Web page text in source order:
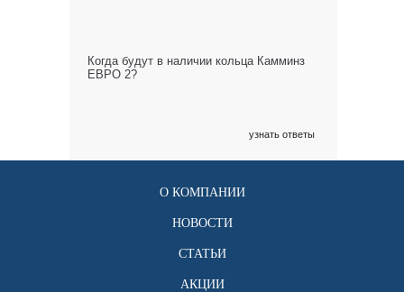
Когда будут в наличии кольца Камминз
ЕВРО 2?
узнать ответы
О КОМПАНИИ
НОВОСТИ
СТАТЬИ
АКЦИИ